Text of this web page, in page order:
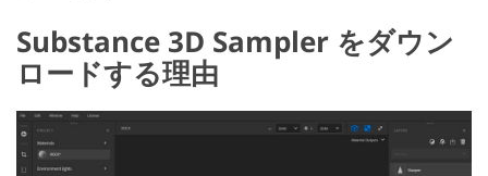
Substance 3D Sampler をダウン
ロードする理由